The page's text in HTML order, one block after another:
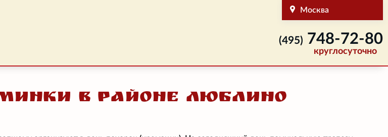
Москва
(495) 748-72-80
круглосуточно
в районе Люблино